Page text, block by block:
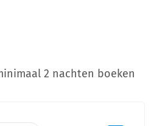
2 nachten boeken